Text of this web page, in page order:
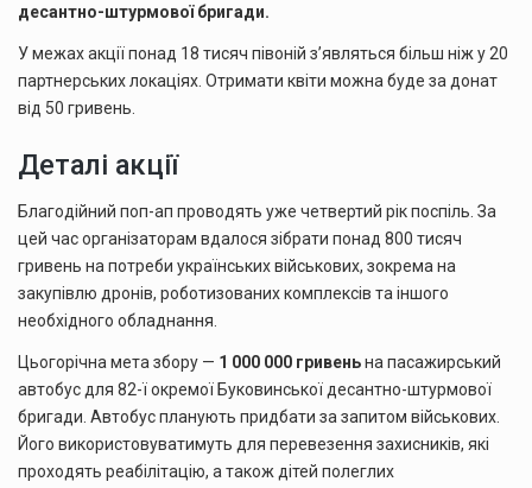
десантно-штурмової бригади.
У межах акції понад 18 тисяч півоній з’являться більш ніж у 20
партнерських локаціях. Отримати квіти можна буде за донат
від 50 гривень.
Деталі акції
Благодійний поп-ап проводять уже четвертий рік поспіль. За
цей час організаторам вдалося зібрати понад 800 тисяч
гривень на потреби українських військових, зокрема на
закупівлю дронів, роботизованих комплексів та іншого
необхідного обладнання.
Цьогорічна мета збору — 1 000 000 гривеньна пасажирський
автобус для 82-ї окремої Буковинської десантно-штурмової
бригади. Автобус планують придбати за запитом військових.
Його використовуватимуть для перевезення захисників, які
проходять реабілітацію, а також дітей полеглих